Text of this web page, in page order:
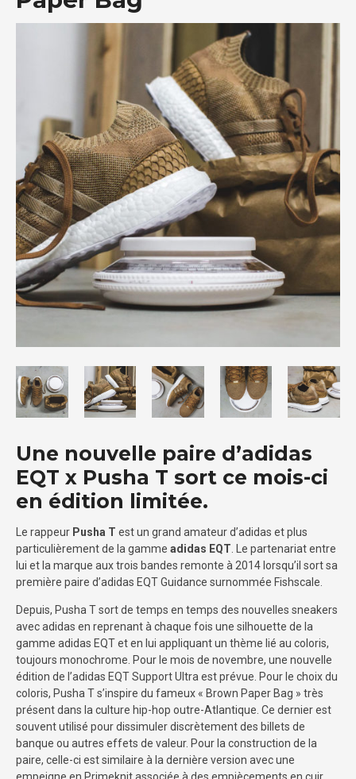
Une nouvelle paire d’adidas
EQT x Pusha T sort ce mois-ci
en édition limitée.
Le rappeur Pusha T est un grand amateur d’adidas et plus
particulièrement de la gamme adidas EQT. Le partenariat entre
lui et la marque aux trois bandes remonte à 2014 lorsqu’il sort sa
première paire d’adidas EQT Guidance surnommée Fishscale.
Depuis, Pusha T sort de temps en temps des nouvelles sneakers
avec adidas en reprenant à chaque fois une silhouette de la
gamme adidas EQT et en lui appliquant un thème lié au coloris,
toujours monochrome. Pour le mois de novembre, une nouvelle
édition de l’adidas EQT Support Ultra est prévue. Pour le choix du
coloris, Pusha T s’inspire du fameux « Brown Paper Bag » très
présent dans la culture hip-hop outre-Atlantique. Ce dernier est
souvent utilisé pour dissimuler discrètement des billets de
banque ou autres effets de valeur. Pour la construction de la
paire, celle-ci est similaire à la dernière version avec une